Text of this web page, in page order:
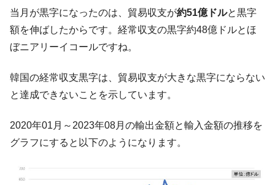
『Money1』
韓国『国民年金公団』株価暴落で200兆蒸
発。
ャンペーン」⇒ あの名物教授も登場！
『Money1』
韓国「橋が落ちました」⇒ 耐久性「なさす
ぎ」では。
営業利益80.2％も減少
『Money1』
米国下院「韓国の公務員個人をターゲット
する差別。許してはおかぬ
当月が黒字になったのは、貿易収支が約51億ドルと黒字
額を伸ばしたからです。経常収支の黒字約48億ドルとほ
ぼニアリーイコールですね。
韓国の経常収支黒字は、貿易収支が大きな黒字にならない
と達成できないことを示しています。
2020年01月～2023年08月の輸出金額と輸入金額の推移を
グラフにすると以下のようになります。